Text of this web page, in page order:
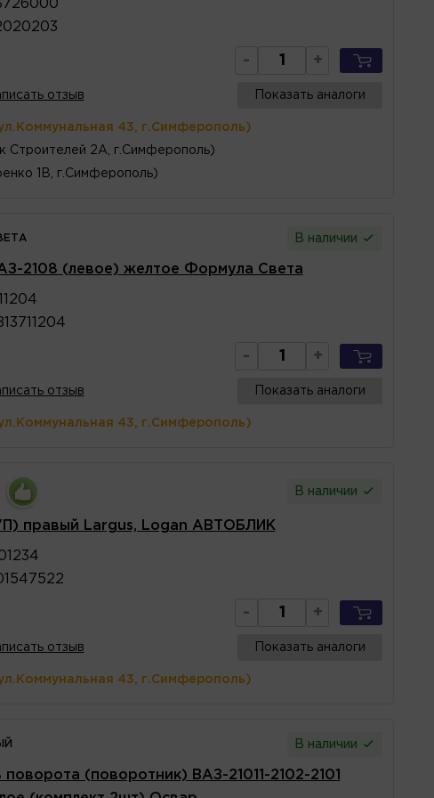
- +
отзыв Показать аналоги
43, г.Симферополь)
Строителей 2А, г.Симферополь)
1В, г.Симферополь)
В наличии
2108 (левое) желтое Формула Света
- +
отзыв Показать аналоги
43, г.Симферополь)
В наличии
правый Largus, Logan АВТОБЛИК
- +
отзыв Показать аналоги
43, г.Симферополь)
В наличии
(поворотник) ВАЗ-21011-2102-2101